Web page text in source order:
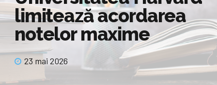
limitează acordarea
notelor maxime
23 mai 2026